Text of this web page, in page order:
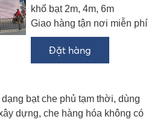
khổ bạt 2m, 4m, 6m
Giao hàng tận nơi miễn phí
dạng bạt che phủ tạm thời, dùng
dựng, che hàng hóa không có